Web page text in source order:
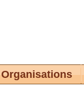
Organisations